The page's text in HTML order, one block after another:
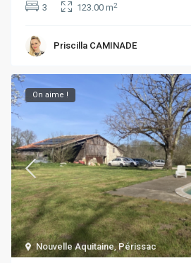
3 123.00 m2
Priscilla CAMINADE
Nouvelle Aquitaine,Périssac
On aime !